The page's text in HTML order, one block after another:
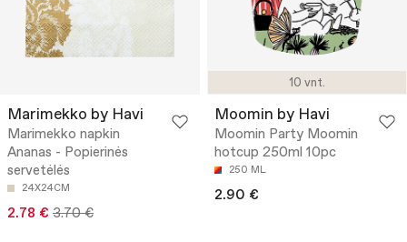
Marimekko by Havi
Marimekko napkin
Ananas - Popierinės
servetėlės
24X24CM
2.78 € 3.70 €
10 vnt.
Moomin by Havi
Moomin Party Moomin
hotcup 250ml 10pc
250 ML
2.90 €